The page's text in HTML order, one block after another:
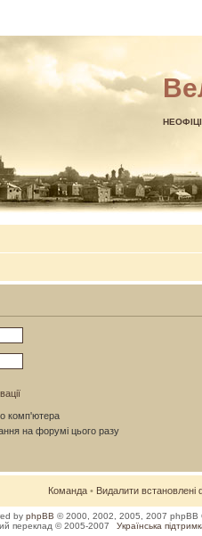
комп'ютера
на форумі цього разу
Команда • Видалити
by phpBB © 2000, 2002, 2005, 2007 phpBB
переклад © 2005-2007
Українська